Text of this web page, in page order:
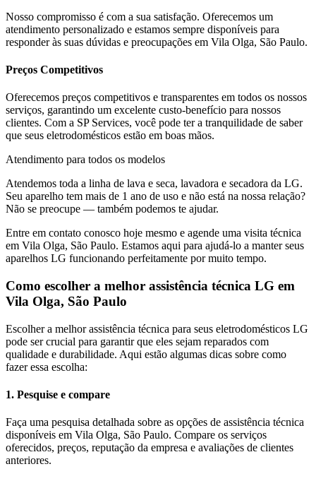
Nosso compromisso é com a sua satisfação. Oferecemos um
atendimento personalizado e estamos sempre disponíveis para
responder às suas dúvidas e preocupações em Vila Olga, São Paulo.
Preços Competitivos
Oferecemos preços competitivos e transparentes em todos os nossos
serviços, garantindo um excelente custo-benefício para nossos
clientes. Com a SP Services, você pode ter a tranquilidade de saber
que seus eletrodomésticos estão em boas mãos.
Atendimento para todos os modelos
Atendemos toda a linha de lava e seca, lavadora e secadora da LG.
Seu aparelho tem mais de 1 ano de uso e não está na nossa relação?
Não se preocupe — também podemos te ajudar.
Entre em contato conosco hoje mesmo e agende uma visita técnica
em Vila Olga, São Paulo. Estamos aqui para ajudá-lo a manter seus
aparelhos LG funcionando perfeitamente por muito tempo.
Como escolher a melhor assistência técnica LG em
Vila Olga, São Paulo
Escolher a melhor assistência técnica para seus eletrodomésticos LG
pode ser crucial para garantir que eles sejam reparados com
qualidade e durabilidade. Aqui estão algumas dicas sobre como
fazer essa escolha:
1. Pesquise e compare
Faça uma pesquisa detalhada sobre as opções de assistência técnica
disponíveis em Vila Olga, São Paulo. Compare os serviços
oferecidos, preços, reputação da empresa e avaliações de clientes
anteriores.